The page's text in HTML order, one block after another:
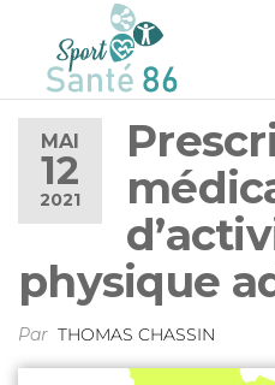
86
santé
de la
MAI
12
2021
physique
Par THOMAS CHASSIN